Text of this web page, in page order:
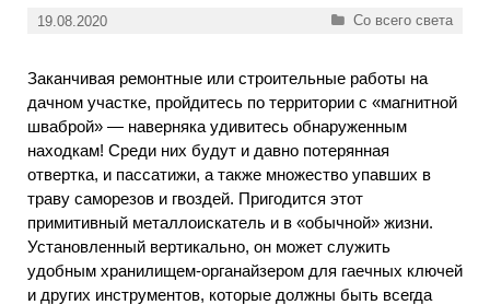
19.08.2020 Рубрики
Со всего света
Заканчивая ремонтные или строительные работы на
дачном участке, пройдитесь по территории с «магнитной
шваброй» — наверняка удивитесь обнаруженным
находкам! Среди них будут и давно потерянная
отвертка, и пассатижи, а также множество упавших в
траву саморезов и гвоздей. Пригодится этот
примитивный металлоискатель и в «обычной» жизни.
Установленный вертикально, он может служить
удобным хранилищем-органайзером для гаечных ключей
и других инструментов, которые должны быть всегда